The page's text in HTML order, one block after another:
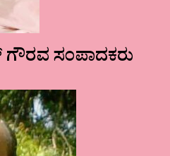
ಗೌರವ ಸಂಪಾದಕರು